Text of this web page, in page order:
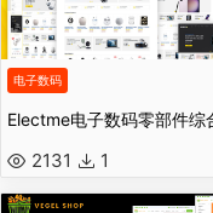
电子数码
2131 1